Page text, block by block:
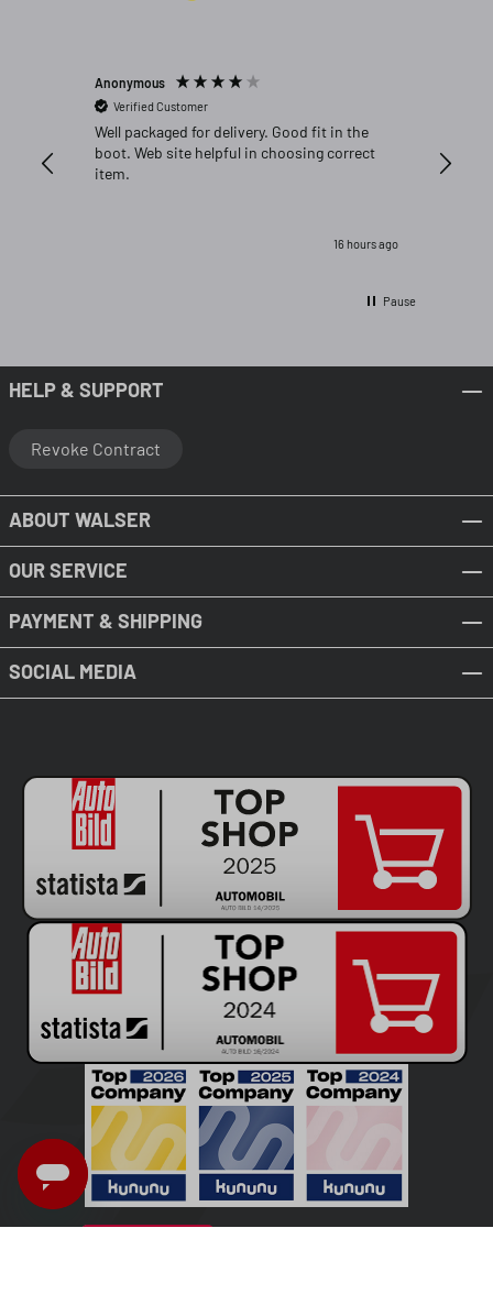
Anonymous
Verified Customer
Well packaged for delivery. Good fit in the
boot. Web site helpful in choosing correct
item.
16 hours ago
Pause
HELP & SUPPORT
Revoke Contract
ABOUT WALSER
OUR SERVICE
PAYMENT & SHIPPING
SOCIAL MEDIA